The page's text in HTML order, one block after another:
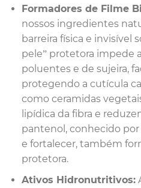
Formadores de Filme
nossos ingredientes
barreira física e invisível
pele” protetora impede
poluentes e de sujeira,
protegendo a cutícula
como ceramidas
lipídica da fibra e
pantenol, conhecido
e fortalecer, também
protetora.
Ativos Hidronutritivos: